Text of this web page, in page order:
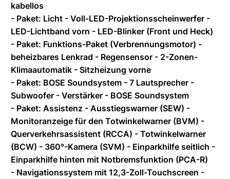
kabellos
- Paket: Licht - Voll-LED-Projektionsscheinwerfer -
LED-Lichtband vorn - LED-Blinker (Front und Heck)
- Paket: Funktions-Paket (Verbrennungsmotor) -
beheizbares Lenkrad - Regensensor - 2-Zonen-
Klimaautomatik - Sitzheizung vorne
- Paket: BOSE Soundsystem - 7 Lautsprecher -
Subwoofer - Verstärker - BOSE Soundsystem
- Paket: Assistenz - Ausstiegswarner (SEW) -
Monitoranzeige für den Totwinkelwarner (BVM) -
Querverkehrsassistent (RCCA) - Totwinkelwarner
(BCW) - 360°-Kamera (SVM) - Einparkhilfe seitlich -
Einparkhilfe hinten mit Notbremsfunktion (PCA-R)
- Navigationssystem mit 12,3-Zoll-Touchscreen -